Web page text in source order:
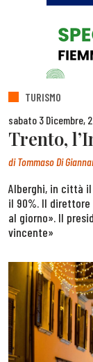
TURISMO
sabato 3 Dicembre,
Trento,
diTommaso Di
Alberghi, in città
il 90%. Il
al giorno». Il
vincente»